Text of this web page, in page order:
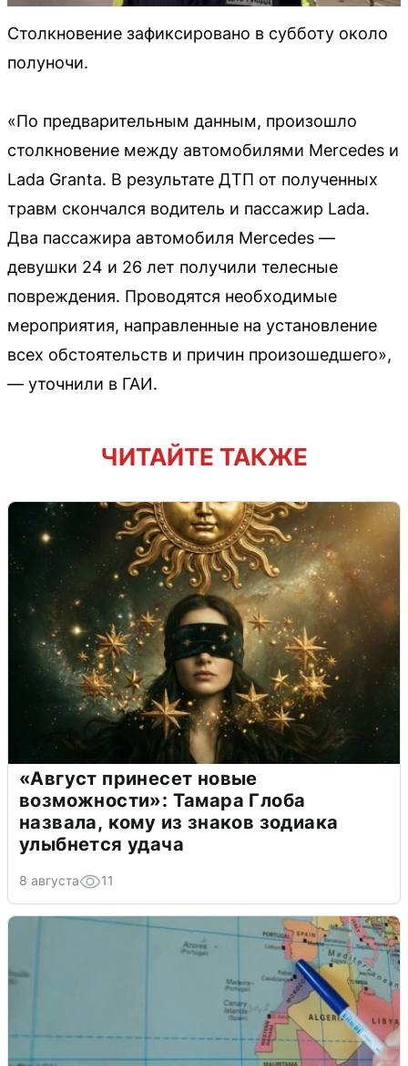
Столкновение зафиксировано в субботу около
полуночи.
«По предварительным данным, произошло
столкновение между автомобилями Mercedes и
Lada Granta. В результате ДТП от полученных
травм скончался водитель и пассажир Lada.
Два пассажира автомобиля Mercedes —
девушки 24 и 26 лет получили телесные
повреждения. Проводятся необходимые
мероприятия, направленные на установление
всех обстоятельств и причин произошедшего»,
— уточнили в ГАИ.
ЧИТАЙТЕ ТАКЖЕ
«Август принесет новые
возможности»: Тамара Глоба
назвала, кому из знаков зодиака
улыбнется удача
8 августа 11